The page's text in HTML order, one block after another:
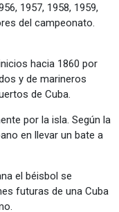
1957, 1958, 1959,
del campeonato.
hacia 1860 por
y de marineros
de Cuba.
por la isla. Según la
en llevar un bate a
el béisbol se
futuras de una Cuba